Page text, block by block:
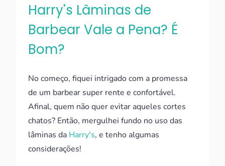
Harry's Lâminas de
Barbear Vale a Pena? É
Bom?
No começo, fiquei intrigado com a promessa
de um barbear super rente e confortável.
Afinal, quem não quer evitar aqueles cortes
chatos? Então, mergulhei fundo no uso das
lâminas da Harry's, e tenho algumas
considerações!